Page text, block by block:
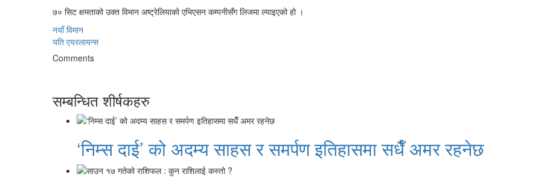
७० सिट क्षमताको उक्त विमान अष्ट्रेलियाको एभिएसन कम्पनीसँग लिजमा ल्याइएको हो ।
नयाँ विमान
यति एयरलायन्स
Comments
सम्बन्धित शीर्षकहरु
‘निम्स दाई’ को अदम्य साहस र समर्पण इतिहासमा सधैँ अमर रहनेछ